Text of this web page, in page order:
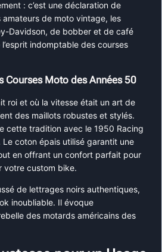
: c’est une déclaration de
amateurs de moto vintage, les
Davidson, de bobber et de café
indomptable des courses
Courses Moto des Années 50
roi et où la vitesse était un art de
des maillots robustes et stylés.
cette tradition avec le 1950 Racing
coton épais utilisé garantit une
en offrant un confort parfait pour
votre custom bike.
de lettrages noirs authentiques,
inoubliable. Il évoque
des motards américains des